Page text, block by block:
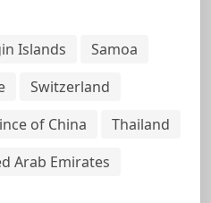
Islands
Samoa
Switzerland
of China
Thailand
Arab Emirates